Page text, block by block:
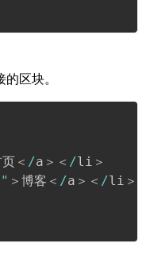
区块。
＜ /a＞＜ /li＞
＞博客＜ /a＞＜ /li＞